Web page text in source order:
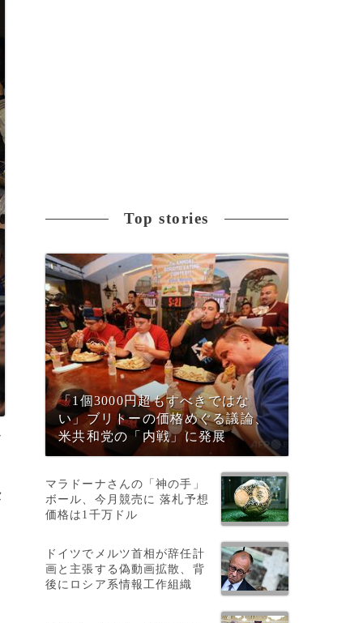
Top stories
「1個3000円超もすべきではな
い」ブリトーの価格めぐる議論、
米共和党の「内戦」に発展
マラドーナさんの「神の手」
ボール、今月競売に 落札予想
価格は1千万ドル
ドイツでメルツ首相が辞任計
画と主張する偽動画拡散、背
後にロシア系情報工作組織